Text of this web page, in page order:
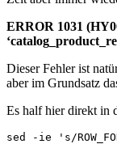
ERROR 1031
Dieser Fehler ist
aber im Grundsatz
Es half hier direkt in
sed -ie 's/